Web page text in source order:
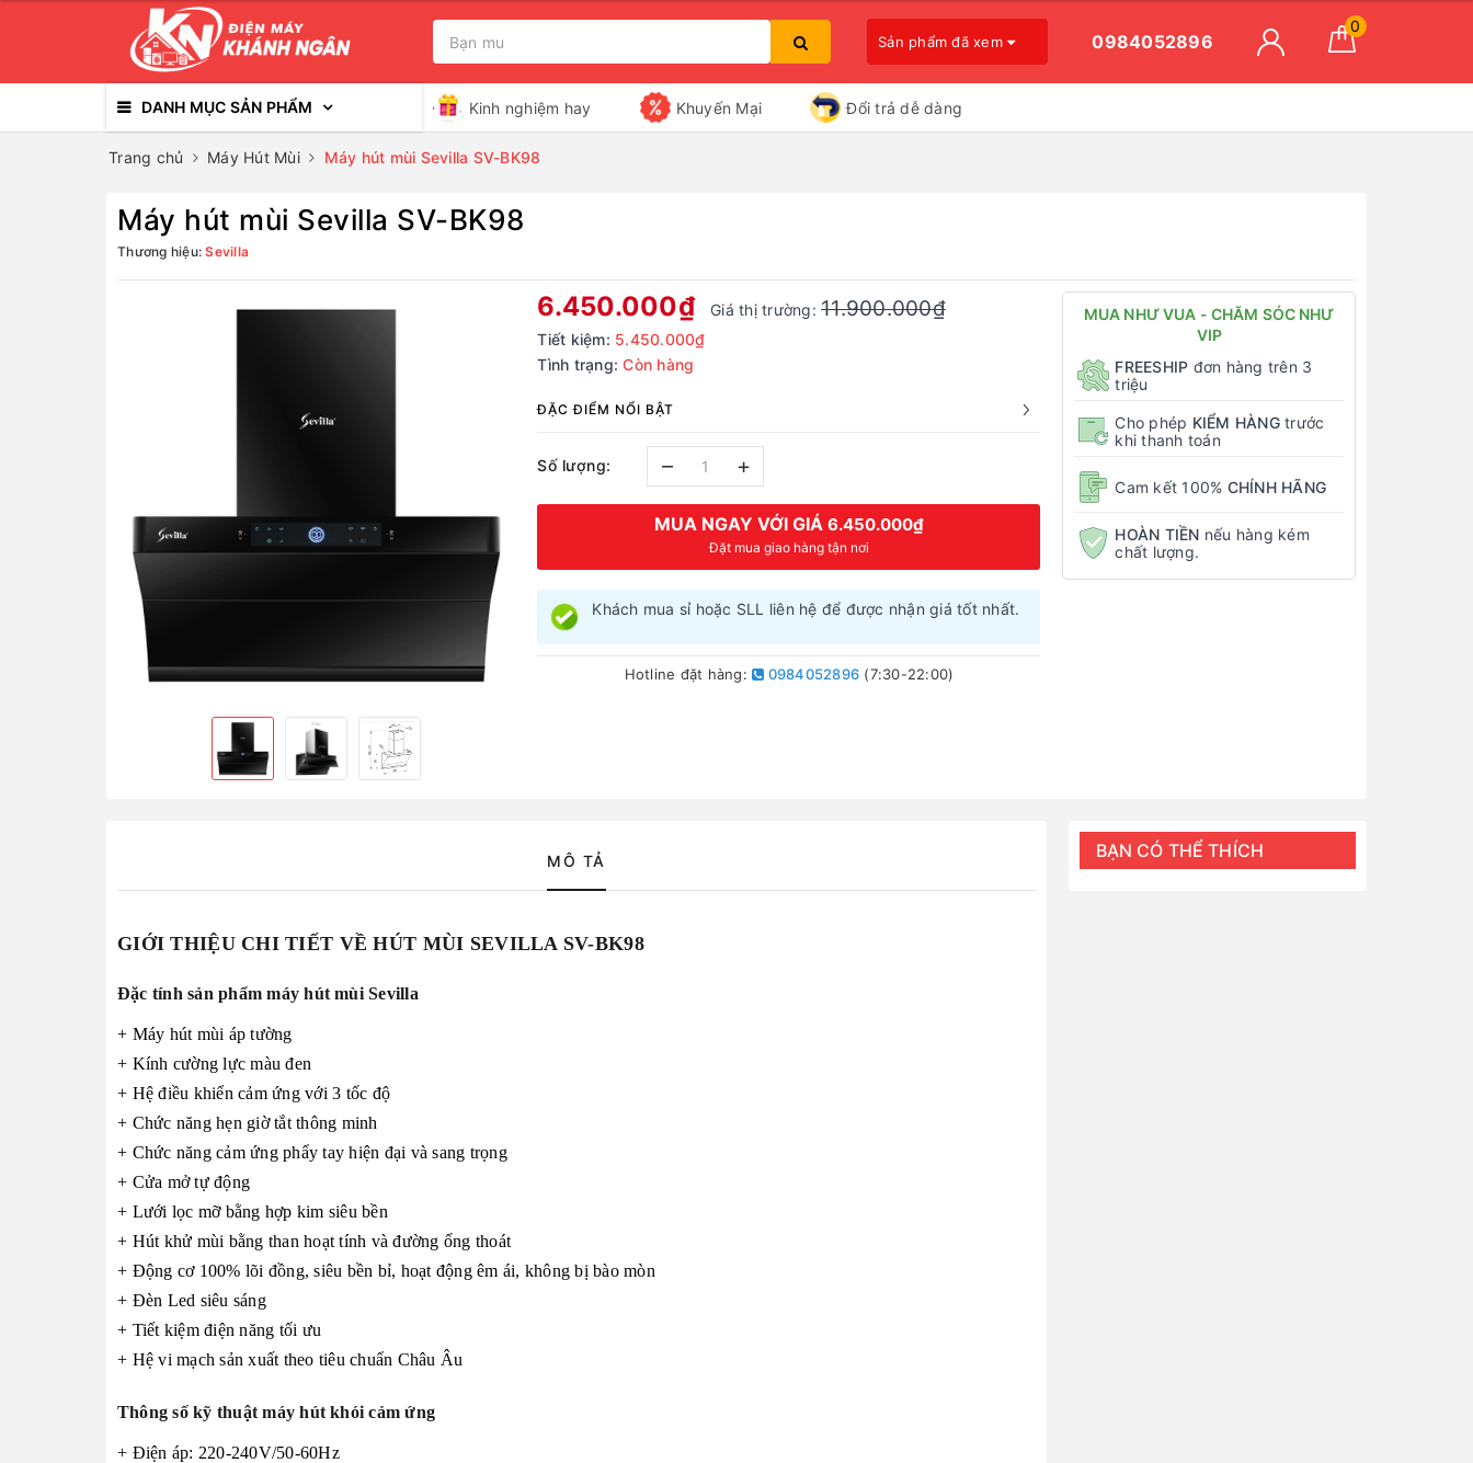
Sản phẩm đã xem 0984052896
0
DANH MỤC SẢN PHẨM Kinh nghiệm hay Khuyến Mại Đổi trả dễ dàng
Trang chủ Máy Hút Mùi Máy hút mùi Sevilla SV-BK98
Máy hút mùi Sevilla SV-BK98
Thương hiệu:Sevilla
6.450.000₫ Giá thị trường:11.900.000₫
Tiết kiệm: 5.450.000₫
Tình trạng: Còn hàng
ĐẶC ĐIỂM NỔI BẬT
Số lượng: – +
MUA NGAY VỚI GIÁ 6.450.000₫
Đặt mua giao hàng tận nơi
Khách mua sỉ hoặc SLL liên hệ để được nhận giá tốt nhất.
Hotline đặt hàng: 0984052896 (7:30-22:00)
MUA NHƯ VUA - CHĂM SÓC NHƯ
VIP
FREESHIP đơn hàng trên 3
triệu
Cho phép KIỂM HÀNGtrước
khi thanh toán
Cam kết 100% CHÍNH HÃNG
HOÀN TIỀN nếu hàng kém
chất lượng.
MÔ TẢ
GIỚI THIỆU CHI TIẾT VỀ HÚT MÙI SEVILLA SV-BK98
Đặc tính sản phẩm máy hút mùi Sevilla
+ Máy hút mùi áp tường
+ Kính cường lực màu đen
+ Hệ điều khiển cảm ứng với 3 tốc độ
+ Chức năng hẹn giờ tắt thông minh
+ Chức năng cảm ứng phẩy tay hiện đại và sang trọng
+ Cửa mở tự động
+ Lưới lọc mỡ bằng hợp kim siêu bền
+ Hút khử mùi bằng than hoạt tính và đường ống thoát
+ Động cơ 100% lõi đồng, siêu bền bỉ, hoạt động êm ái, không bị bào mòn
+ Đèn Led siêu sáng
+ Tiết kiệm điện năng tối ưu
+ Hệ vi mạch sản xuất theo tiêu chuẩn Châu Âu
Thông số kỹ thuật máy hút khói cảm ứng
+ Điện áp: 220-240V/50-60Hz
BẠN CÓ THỂ THÍCH